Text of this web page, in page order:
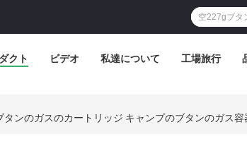
クト ビデオ 私達について 工場旅行
ンのガスのカートリッジ キャンプのブタンのガス容